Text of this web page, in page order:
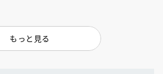
もっと見る